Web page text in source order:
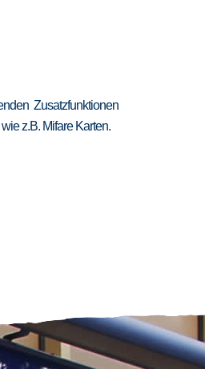
Zusatzfunktionen
z.B. Mifare Karten.